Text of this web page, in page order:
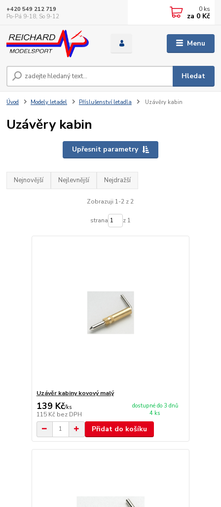
Menu
Hledat
+420 549 212 719
Po-Pá 9-18, So 9-12
0 ks
za 0 Kč
Úvod Modely letadel Příslušenství letadla Uzávěry kabin
Uzávěry kabin
Upřesnit parametry
Nejnovější Nejlevnější Nejdražší
Zobrazuji 1-2 z 2
strana z 1
Uzávěr kabiny kovový malý
139 Kč/ks
115 Kč bez DPH
dostupné do 3 dnů
4 ks
Přidat do košíku